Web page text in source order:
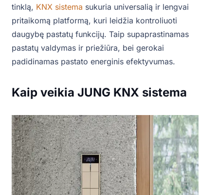
tinklą, KNX sistema sukuria universalią ir lengvai
pritaikomą platformą, kuri leidžia kontroliuoti
daugybę pastatų funkcijų. Taip supaprastinamas
pastatų valdymas ir priežiūra, bei gerokai
padidinamas pastato energinis efektyvumas.
Kaip veikia JUNG KNX sistema